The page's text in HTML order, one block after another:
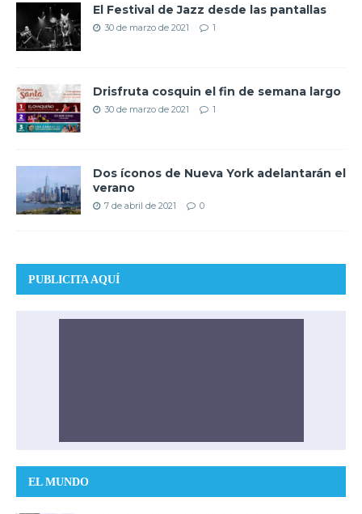
El Festival de Jazz desde las pantallas
30 de marzo de 2021 1
Drisfruta cosquin el fin de semana largo
30 de marzo de 2021 1
Dos íconos de Nueva York adelantarán el
verano
7 de abril de 2021 0
PUBLICITA AQUÍ
EL MUNDO